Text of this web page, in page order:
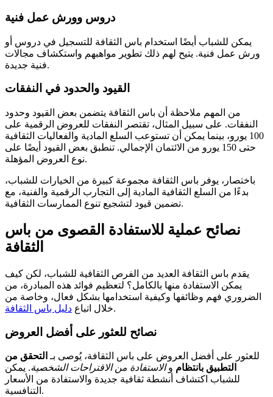
دروس وورش عمل فنية
يمكن للشباب أيضًا استخدام باس الثقافة للتسجيل في دروس أو
ورش عمل فنية. يتيح لهم ذلك تطوير مواهبهم واستكشاف مجالات
فنية جديدة.
القيود والحدود في النفقات
من المهم ملاحظة أن باس الثقافة يتضمن بعض القيود وحدود
النفقات. على سبيل المثال، تقتصر النفقات للعروض الرقمية على
100 يورو، بينما يمكن أن تستوعب السلع المادية والفعاليات الثقافية
حتى 150 يورو من الائتمان الإجمالي. تنطبق بعض القيود أيضًا على
نوع العروض المؤهلة.
باختصار، يوفر باس الثقافة مجموعة كبيرة من الخيارات للشباب،
بدءًا من السلع الثقافية المادية إلى التجارب الرقمية والفنية، مع
تضمين قيود لتشجيع تنوع الممارسات الثقافية.
نصائح عملية للاستفادة القصوى من باس
الثقافة
يقدم باس الثقافة العديد من الفرص الثقافية للشباب، لكن كيف
يمكن الاستفادة منها بالكامل؟ لتعظيم فوائد هذه المبادرة، من
الضروري فهم وظائفها وكيفية استخدامها بشكل فعال، وخاصة من
خلال اتباع دليل باس الثقافة .
نصائح للعثور على أفضل العروض
للعثور على أفضل العروض على باس الثقافة، يُوصى بـ التحقق من
التطبيق بانتظام والاستفادة من الاقتراحات الشخصية. يمكن
للشباب اكتشاف أنشطة ثقافية جديدة والاستفادة من الأسعار
التنافسية.